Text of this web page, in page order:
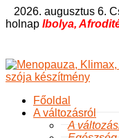
2026. augusztus 6.
holnap Ibolya,
Főoldal
A változásról
A